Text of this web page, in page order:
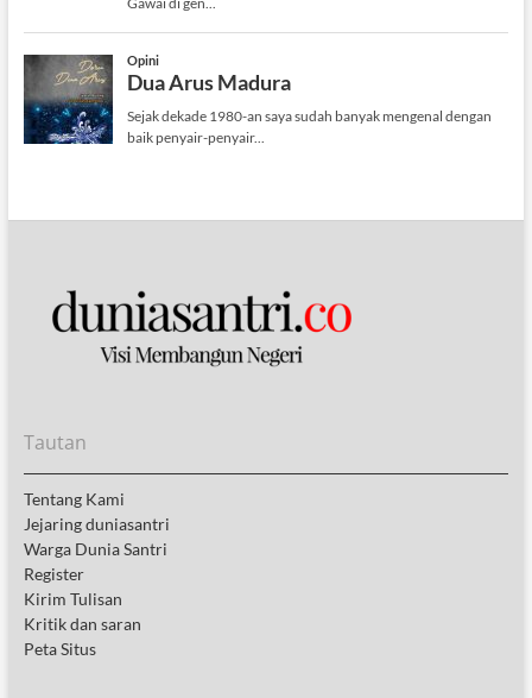
Tautan
Tentang Kami
Jejaring duniasantri
Warga Dunia Santri
Register
Kirim Tulisan
Kritik dan saran
Peta Situs